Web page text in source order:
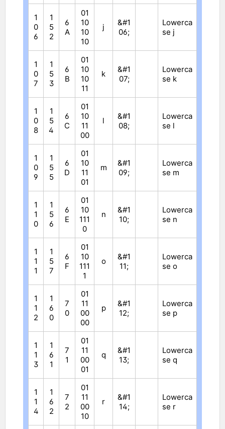
1
0
6
1
5
2
6
A
01
10
10
10
j
&#1
06;
Lowerca
se j
1
0
7
1
5
3
6
B
01
10
10
11
k
&#1
07;
Lowerca
se k
1
0
8
1
5
4
6
C
01
10
11
00
l
&#1
08;
Lowerca
se l
1
0
9
1
5
5
6
D
01
10
11
01
m
&#1
09;
Lowerca
se m
1
1
0
1
5
6
6
E
01
10
111
0
n
&#1
10;
Lowerca
se n
1
1
1
1
5
7
6
F
01
10
111
1
o
&#1
11;
Lowerca
se o
1
1
2
1
6
0
7
0
01
11
00
00
p
&#1
12;
Lowerca
se p
1
1
3
1
6
1
7
1
01
11
00
01
q
&#1
13;
Lowerca
se q
1
1
4
1
6
2
7
2
01
11
00
10
r
&#1
14;
Lowerca
se r